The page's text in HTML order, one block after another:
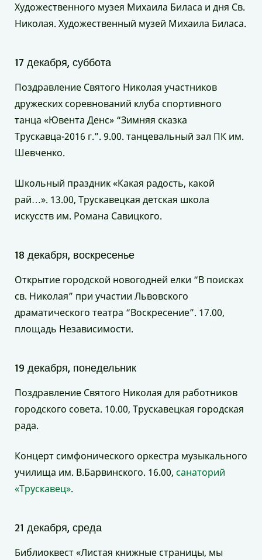
Художественного музея Михаила Биласа и дня Св.
Николая. Художественный музей Михаила Биласа.
17 декабря, суббота
Поздравление Святого Николая участников
дружеских соревнований клуба спортивного
танца «Ювента Денс» “Зимняя сказка
Трускавца-2016 г.”. 9.00. танцевальный зал ПК им.
Шевченко.
Школьный праздник «Какая радость, какой
рай…». 13.00, Трускавецкая детская школа
искусств им. Романа Савицкого.
18 декабря, воскресенье
Открытие городской новогодней елки “В поисках
св. Николая” при участии Львовского
драматического театра “Воскресение”. 17.00,
площадь Независимости.
19 декабря, понедельник
Поздравление Святого Николая для работников
городского совета. 10.00, Трускавецкая городская
рада.
Концерт симфонического оркестра музыкального
училища им. В.Барвинского. 16.00, санаторий
«Трускавец».
21 декабря, среда
Библиоквест «Листая книжные страницы, мы